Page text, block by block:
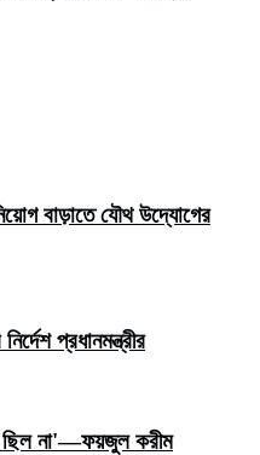
বাড়াতে যৌথ উদ্যোগের
প্রধানমন্ত্রীর
ছিল না'—ফয়জুল করীম